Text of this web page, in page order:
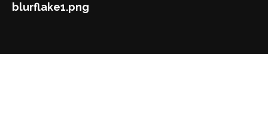
blurflake1.png